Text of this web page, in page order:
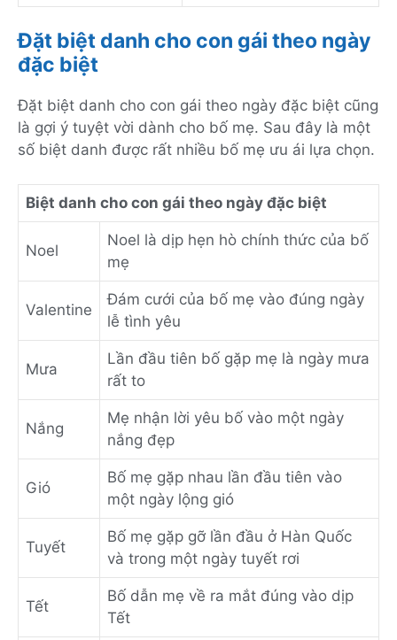
Đặt biệt danh cho con gái theo ngày
đặc biệt
Đặt biệt danh cho con gái theo ngày đặc biệt cũng
là gợi ý tuyệt vời dành cho bố mẹ. Sau đây là một
số biệt danh được rất nhiều bố mẹ ưu ái lựa chọn.
Biệt danh cho con gái theo ngày đặc biệt
Noel
Noel là dịp hẹn hò chính thức của bố
mẹ
Valentine
Đám cưới của bố mẹ vào đúng ngày
lễ tình yêu
Mưa
Lần đầu tiên bố gặp mẹ là ngày mưa
rất to
Nắng
Mẹ nhận lời yêu bố vào một ngày
nắng đẹp
Gió
Bố mẹ gặp nhau lần đầu tiên vào
một ngày lộng gió
Tuyết
Bố mẹ gặp gỡ lần đầu ở Hàn Quốc
và trong một ngày tuyết rơi
Tết
Bố dẫn mẹ về ra mắt đúng vào dịp
Tết